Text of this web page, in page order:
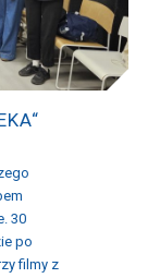
30
po
filmy z